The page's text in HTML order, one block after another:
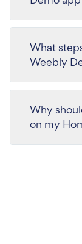
What
Weebly
Why
on my